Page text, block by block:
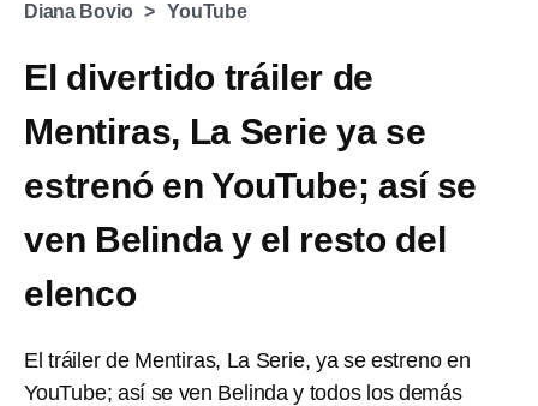
Diana Bovio YouTube
El divertido tráiler de
Mentiras, La Serie ya se
estrenó en YouTube; así se
ven Belinda y el resto del
elenco
El tráiler de Mentiras, La Serie, ya se estreno en
YouTube; así se ven Belinda y todos los demás